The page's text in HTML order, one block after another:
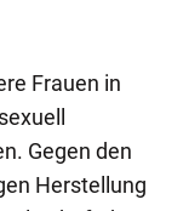
Frauen in
Gegen den
Herstellung